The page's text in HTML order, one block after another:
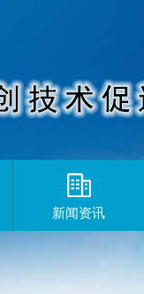
新闻资讯